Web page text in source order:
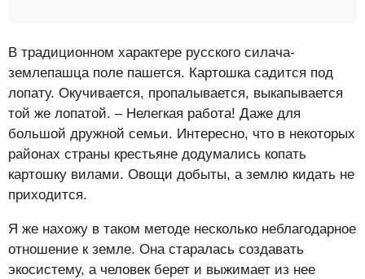
В традиционном характере русского силача-
землепашца поле пашется. Картошка садится под
лопату. Окучивается, пропалывается, выкапывается
той же лопатой. – Нелегкая работа! Даже для
большой дружной семьи. Интересно, что в некоторых
районах страны крестьяне додумались копать
картошку вилами. Овощи добыты, а землю кидать не
приходится.
Я же нахожу в таком методе несколько неблагодарное
отношение к земле. Она старалась создавать
экосистему, а человек берет и выжимает из нее